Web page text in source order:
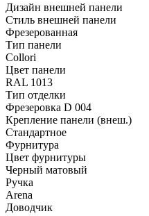
Дизайн внешней панели
Стиль внешней панели
Фрезерованная
Тип панели
Collori
Цвет панели
RAL 1013
Тип отделки
Фрезеровка D 004
Крепление панели (внеш.)
Стандартное
Фурнитура
Цвет фурнитуры
Черный матовый
Ручка
Arena
Доводчик